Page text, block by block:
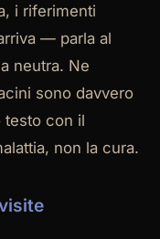
i riferimenti
— parla al
neutra. Ne
sono davvero
testo con il
non la cura.